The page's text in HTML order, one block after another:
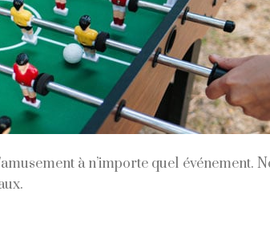
à n’importe quel événement.